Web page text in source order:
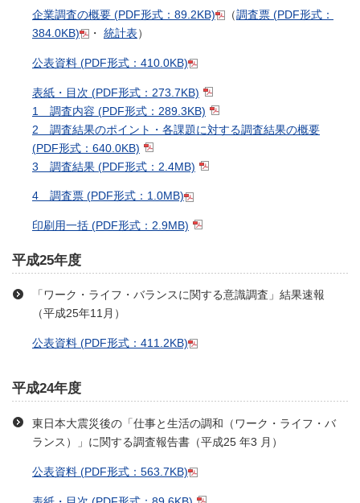
企業調査の概要 (PDF形式：89.2KB) （調査票 (PDF形式：
384.0KB)
・ 統計表 ）
公表資料 (PDF形式：410.0KB)
表紙・目次 (PDF形式：273.7KB)
1 調査内容 (PDF形式：289.3KB)
2 調査結果のポイント・各課題に対する調査結果の概要
(PDF形式：640.0KB)
3 調査結果 (PDF形式：2.4MB)
4 調査票 (PDF形式：1.0MB)
印刷用一括 (PDF形式：2.9MB)
平成25年度
「ワーク・ライフ・バランスに関する意識調査」結果速報
（平成25年11月）
公表資料 (PDF形式：411.2KB)
平成24年度
東日本大震災後の「仕事と生活の調和（ワーク・ライフ・バ
ランス）」に関する調査報告書（平成25 年3 月）
公表資料 (PDF形式：563.7KB)